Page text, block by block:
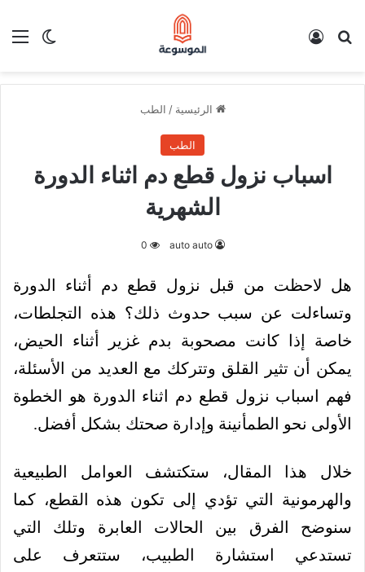
الوضع بحث عن
الرئيسية / الطب
الطب
اسباب نزول قطع دم اثناء الدورة
الشهرية
auto auto
0
هل لاحظت من قبل نزول قطع دم أثناء الدورة
وتساءلت عن سبب حدوث ذلك؟ هذه التجلطات،
خاصة إذا كانت مصحوبة بدم غزير أثناء الحيض،
يمكن أن تثير القلق وتتركك مع العديد من الأسئلة،
فهم اسباب نزول قطع دم اثناء الدورة هو الخطوة
الأولى نحو الطمأنينة وإدارة صحتك بشكل أفضل.
خلال هذا المقال، ستكتشف العوامل الطبيعية
والهرمونية التي تؤدي إلى تكون هذه القطع، كما
سنوضح الفرق بين الحالات العابرة وتلك التي
تستدعي استشارة الطبيب، ستتعرف على